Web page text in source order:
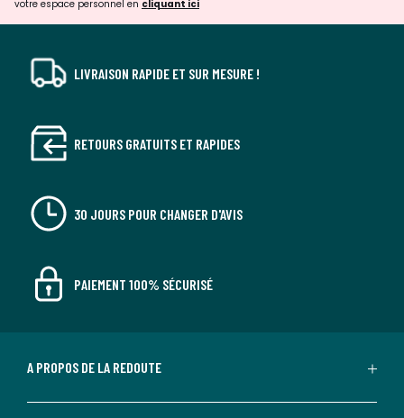
votre espace personnel en cliquant ici
LIVRAISON RAPIDE ET SUR MESURE !
RETOURS GRATUITS ET RAPIDES
30 JOURS POUR CHANGER D'AVIS
PAIEMENT 100% SÉCURISÉ
A PROPOS DE LA REDOUTE